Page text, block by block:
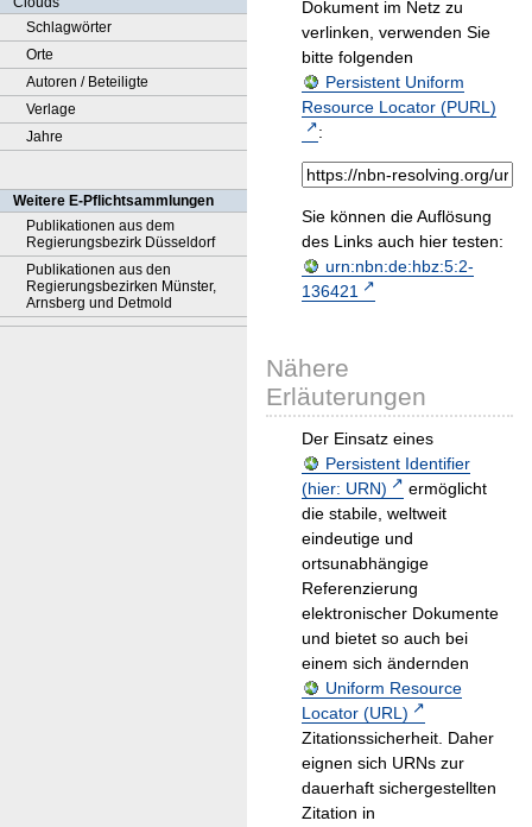
Schlagwörter
Orte
Autoren / Beteiligte
Verlage
Jahre
Weitere E-Pflichtsammlungen
Publikationen aus dem
Regierungsbezirk Düsseldorf
Publikationen aus den
Regierungsbezirken Münster,
Arnsberg und Detmold
Dokument im Netz zu
verlinken, verwenden Sie
bitte folgenden
Persistent Uniform
Resource Locator (PURL)
:
Sie können die Auflösung
des Links auch hier testen:
urn:nbn:de:hbz:5:2-
136421
Nähere
Erläuterungen
Der Einsatz eines
Persistent Identifier
(hier: URN)
ermöglicht
die stabile, weltweit
eindeutige und
ortsunabhängige
Referenzierung
elektronischer Dokumente
und bietet so auch bei
einem sich ändernden
Uniform Resource
Locator (URL)
Zitationssicherheit. Daher
eignen sich URNs zur
dauerhaft sichergestellten
Zitation in